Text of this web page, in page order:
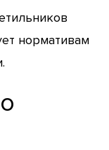
нормативам